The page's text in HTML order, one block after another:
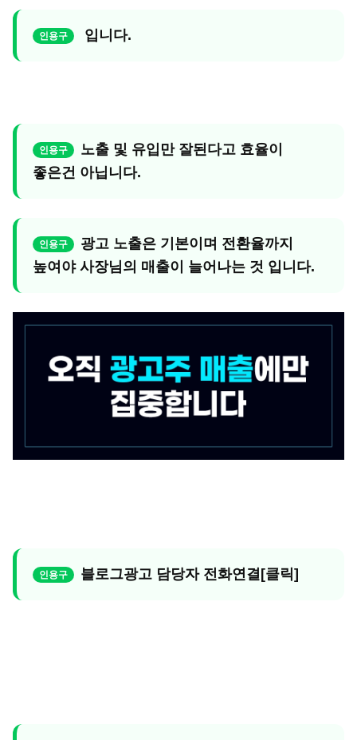
입니다.
노출 및 유입만 잘된다고 효율이
좋은건 아닙니다.
광고 노출은 기본이며 전환율까지
높여야 사장님의 매출이 늘어나는 것 입니다.
블로그광고 담당자 전화연결[클릭]